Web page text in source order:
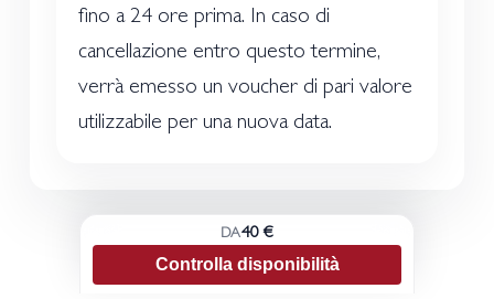
fino a 24 ore prima. In caso di
cancellazione entro questo termine,
verrà emesso un voucher di pari valore
utilizzabile per una nuova data.
DA40 €
Controlla disponibilità